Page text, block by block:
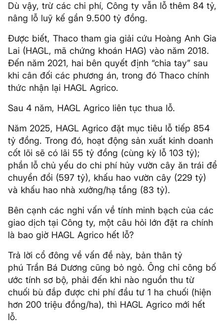
Dù vậy, trừ các chi phí, Công ty vẫn lỗ thêm 84 tỷ,
nâng lỗ luỹ kế gần 9.500 tỷ đồng.
Được biết, Thaco tham gia giải cứu Hoàng Anh Gia
Lai (HAGL, mã chứng khoán HAG) vào năm 2018.
Đến năm 2021, hai bên quyết định “chia tay” sau
khi cân đối các phương án, trong đó Thaco chính
thức nhận lại HAGL Agrico.
Sau 4 năm, HAGL Agrico liên tục thua lỗ.
Năm 2025, HAGL Agrico đặt mục tiêu lỗ tiếp 854
tỷ đồng. Trong đó, hoạt động sản xuất kinh doanh
cốt lõi sẽ có lãi 55 tỷ đồng (cùng kỳ lỗ 103 tỷ);
phần lỗ chủ yếu do chi phí hủy vườn cây ăn trái để
chuyển đổi (597 tỷ), khấu hao vườn cây (229 tỷ)
và khấu hao nhà xưởng/hạ tầng (83 tỷ).
Bên cạnh các nghi vấn về tính minh bạch của các
giao dịch tại Công ty, một câu hỏi lớn đặt ra chính
là bao giờ HAGL Agrico hết lỗ?
Trả lời cổ đông về vấn đề này, bản thân tỷ
phú Trần Bá Dương cũng bỏ ngỏ. Ông chỉ công bố
ước tính sơ bộ, phải đến khi nào nguồn thu từ
chuối bù đắp được chi phí đầu tư 1 ha chuối (hiện
hơn 200 triệu đồng/ha), thì HAGL Agrico mới hết
lỗ.